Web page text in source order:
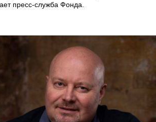
пресс-служба Фонда.